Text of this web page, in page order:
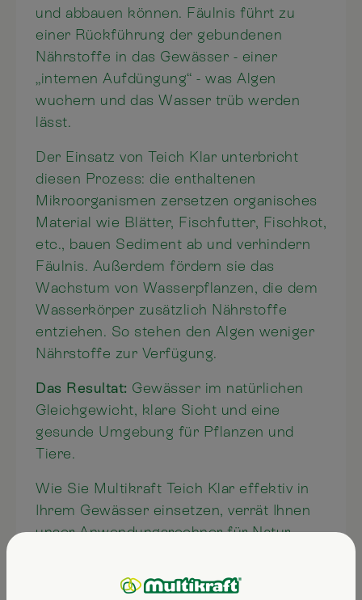
und abbauen können. Fäulnis führt zu
einer Rückführung der gebundenen
Nährstoffe in das Gewässer - einer
„internen Aufdüngung“ - was Algen
wuchern und das Wasser trüb werden
lässt.
Der Einsatz von Teich Klar unterbricht
diesen Prozess: die enthaltenen
Mikroorganismen zersetzen organisches
Material wie Blätter, Fischfutter, Fischkot,
etc., bauen Sediment ab und verhindern
Fäulnis. Außerdem fördern sie das
Wachstum von Wasserpflanzen, die dem
Wasserkörper zusätzlich Nährstoffe
entziehen. So stehen den Algen weniger
Nährstoffe zur Verfügung.
Das Resultat: Gewässer im natürlichen
Gleichgewicht, klare Sicht und eine
gesunde Umgebung für Pflanzen und
Tiere.
Wie Sie Multikraft Teich Klar effektiv in
Ihrem Gewässer einsetzen, verrät Ihnen
unser Anwendungsrechner für Natur-
zum Anwendungsrechner